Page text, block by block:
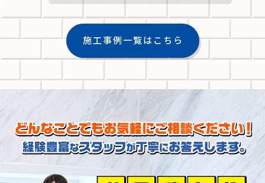
施工事例一覧はこちら